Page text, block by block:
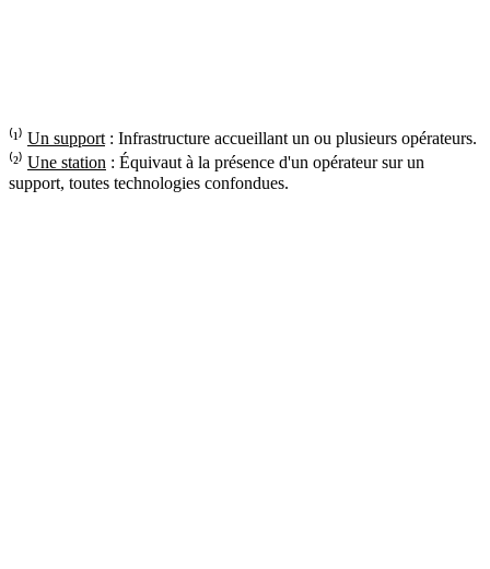
⁽¹⁾ Un support : Infrastructure accueillant un ou plusieurs opérateurs.
⁽²⁾ Une station : Équivaut à la présence d'un opérateur sur un
support, toutes technologies confondues.